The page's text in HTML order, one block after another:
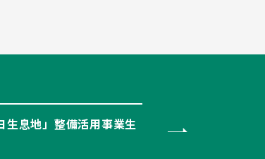
生息地」整備活用事業生